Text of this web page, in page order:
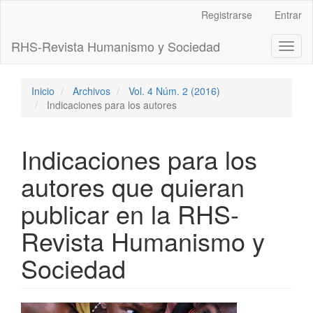
principal
Barra
Registrarse Entrar
RHS-Revista Humanismo y Sociedad
Inicio Archivos
Vol. 4 Núm. 2 (2016)
Indicaciones para los autores
Indicaciones para los
autores que quieran
publicar en la RHS-
Revista Humanismo y
Sociedad